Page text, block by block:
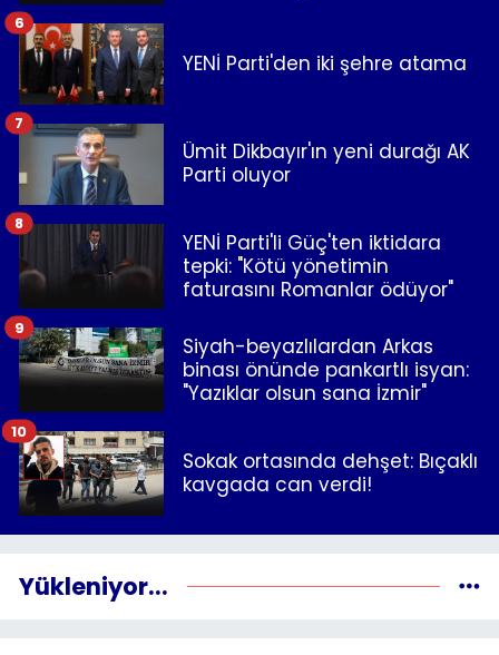
YENİ Parti'den iki şehre atama
6
Ümit Dikbayır'ın yeni durağı AK
Parti oluyor
7
YENİ Parti'li Güç'ten iktidara
tepki: "Kötü yönetimin
faturasını Romanlar ödüyor"
8
Siyah-beyazlılardan Arkas
binası önünde pankartlı isyan:
"Yazıklar olsun sana İzmir"
9
Sokak ortasında dehşet: Bıçaklı
kavgada can verdi!
10
Yükleniyor...